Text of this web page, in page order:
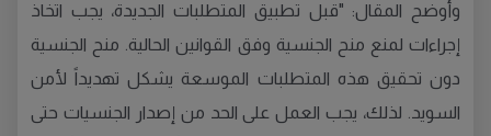
وأوضح المقال: "قبل تطبيق المتطلبات الجديدة، يجب اتخاذ
إجراءات لمنع منح الجنسية وفق القوانين الحالية. منح الجنسية
دون تحقيق هذه المتطلبات الموسعة يشكل تهديداً لأمن
السويد. لذلك، يجب العمل على الحد من إصدار الجنسيات حتى